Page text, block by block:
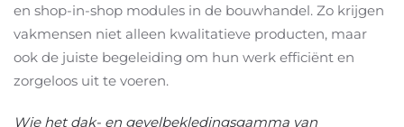
en shop-in-shop modules in de bouwhandel. Zo krijgen
vakmensen niet alleen kwalitatieve producten, maar
ook de juiste begeleiding om hun werk efficiënt en
zorgeloos uit te voeren.
Wie het dak- en gevelbekledingsgamma van